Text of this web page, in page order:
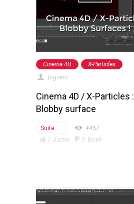
Cinema 4D
X-Particles
bigzero
Cinema 4D / X-Particles :
Blobby surface
Suite...
4457
1 J'aime 0 Beurk